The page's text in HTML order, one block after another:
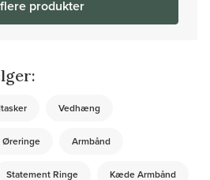
produkter
Vedhæng
Øreringe Armbånd
Statement Ringe Kæde Armbånd